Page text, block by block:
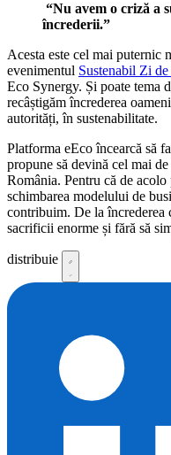
“Nu avem o criză a
încrederii.”
Acesta este cel mai puternic
evenimentul Sustenabil Zi
Eco Synergy. Și poate tema
recâștigăm încrederea
autorități, în sustenabilitate.
Platforma eEco încearcă să
propune să devină cel mai
România. Pentru că de
schimbarea modelului de
contribuim. De la încrederea
sacrificii enorme și fără să
distribuie